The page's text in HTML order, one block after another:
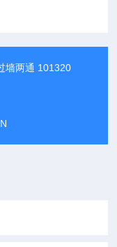
墙两通 101320